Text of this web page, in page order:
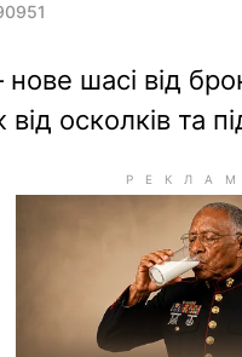
нове шасі від
осколків та